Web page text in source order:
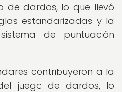
de dardos, lo que llevó
estandarizadas y la
de puntuación
contribuyeron a la
juego de dardos, lo